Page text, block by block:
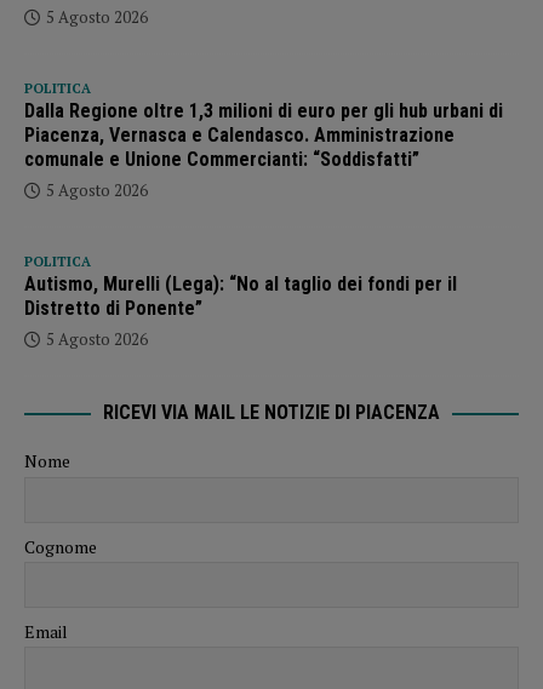
5 Agosto 2026
POLITICA
Dalla Regione oltre 1,3 milioni di euro per gli hub urbani di
Piacenza, Vernasca e Calendasco. Amministrazione
comunale e Unione Commercianti: “Soddisfatti”
5 Agosto 2026
POLITICA
Autismo, Murelli (Lega): “No al taglio dei fondi per il
Distretto di Ponente”
5 Agosto 2026
RICEVI VIA MAIL LE NOTIZIE DI PIACENZA
Nome
Cognome
Email